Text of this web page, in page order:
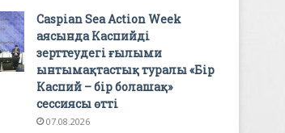
Caspian Sea Action Week
аясында Каспийді
зерттеудегі ғылыми
ынтымақтастық туралы «Бір
Каспий – бір болашақ»
сессиясы өтті
07.08.2026